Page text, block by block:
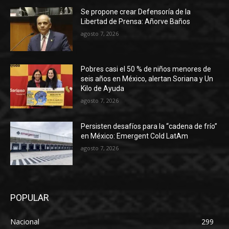
Se propone crear Defensoría de la
Libertad de Prensa: Añorve Baños
agosto 7, 2026
Pobres casi el 50 % de niños menores de
seis años en México, alertan Soriana y Un
Kilo de Ayuda
agosto 7, 2026
Persisten desafíos para la “cadena de frío”
en México: Emergent Cold LatAm
agosto 7, 2026
POPULAR
Nacional 299